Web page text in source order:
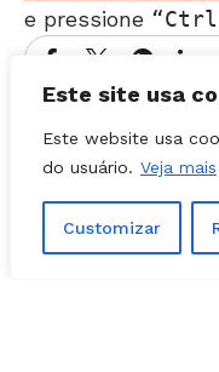
Este site usa
Este website usa
do usuário. Veja mais
Customizar
e pressione
Matérias